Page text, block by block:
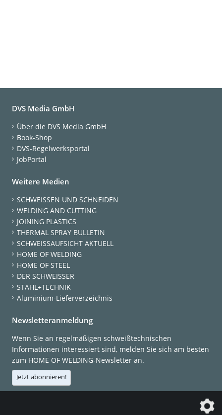
DVS Media GmbH
Über die DVS Media GmbH
Book-Shop
DVS-Regelwerksportal
JobPortal
Weitere Medien
SCHWEISSEN UND SCHNEIDEN
WELDING AND CUTTING
JOINING PLASTICS
THERMAL SPRAY BULLETIN
SCHWEISSAUFSICHT AKTUELL
HOME OF WELDING
HOME OF STEEL
DER SCHWEISSER
STAHL+TECHNIK
Aluminium-Lieferverzeichnis
Newsletteranmeldung
Wenn Sie an regelmäßigen schweißtechnischen
Informationen interessiert sind, melden Sie sich am besten
zum HOME OF WELDING-Newsletter an.
Jetzt abonnieren!